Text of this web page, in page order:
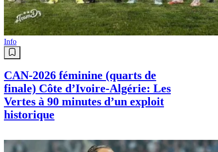
Info
CAN-2026 féminine (quarts de
finale) Côte d’Ivoire-Algérie: Les
Vertes à 90 minutes d’un exploit
historique